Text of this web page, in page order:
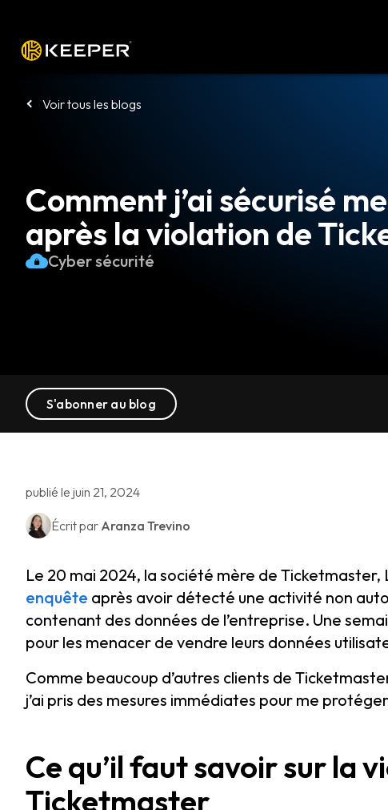
Voir tous les blogs
Comment j’ai sécurisé
après la violation de
Cyber sécurité
S'abonner au blog
publié le juin 21, 2024
Écrit par Aranza Trevino
Le 20 mai 2024, la société mère de
enquête après avoir détecté une activité non
contenant des données de l’entreprise. Une
pour les menacer de vendre leurs données
Comme beaucoup d’autres clients de
j’ai pris des mesures immédiates pour me
Ce qu’il faut savoir sur la
Ticketmaster